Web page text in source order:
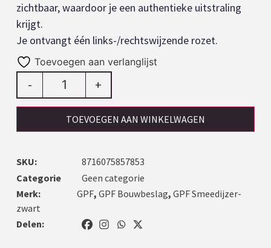
zichtbaar, waardoor je een authentieke uitstraling
krijgt.
Je ontvangt één links-/rechtswijzende rozet.
Toevoegen aan verlanglijst
- +
TOEVOEGEN AAN WINKELWAGEN
SKU:
8716075857853
Categorie
Geen categorie
Merk:
GPF, GPF Bouwbeslag, GPF Smeedijzer-
zwart
Delen: